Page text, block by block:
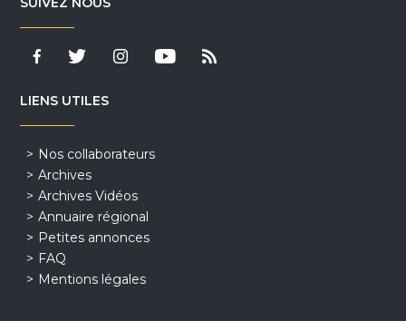
LIENS UTILES
Nos collaborateurs
Archives
Archives Vidéos
Annuaire régional
Petites annonces
FAQ
Mentions légales